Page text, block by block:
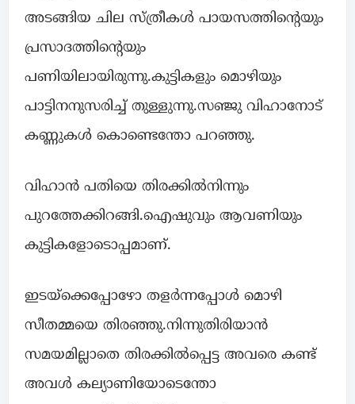
അടങ്ങിയ ചില സ്ത്രീകൾ പായസത്തിന്റെയും
പ്രസാദത്തിന്റെയും
പണിയിലായിരുന്നു.കുട്ടികളും മൊഴിയും
പാട്ടിനനുസരിച്ച് തുള്ളുന്നു.സഞ്ജു വിഹാനോട്
കണ്ണുകൾ കൊണ്ടെന്തോ പറഞ്ഞു.
വിഹാൻ പതിയെ തിരക്കിൽനിന്നും
പുറത്തേക്കിറങ്ങി.ഐഷുവും ആവണിയും
കുട്ടികളോടൊപ്പമാണ്.
ഇടയ്ക്കെപ്പോഴോ തളർന്നപ്പോൾ മൊഴി
സീതമ്മയെ തിരഞ്ഞു.നിന്നുതിരിയാൻ
സമയമില്ലാതെ തിരക്കിൽപ്പെട്ട അവരെ കണ്ട്
അവൾ കല്യാണിയോടെന്തോ